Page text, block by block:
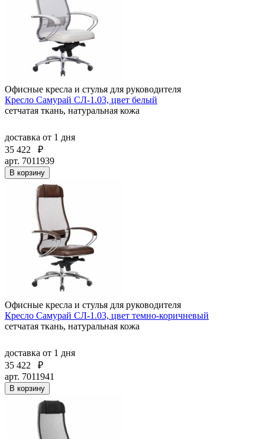
Офисные кресла и стулья для руководителя
Кресло Самурай СЛ-1.03, цвет белый
сетчатая ткань, натуральная кожа
доставка от 1 дня
35 422
₽
арт. 7011939
В корзину
Офисные кресла и стулья для руководителя
Кресло Самурай СЛ-1.03, цвет темно-коричневый
сетчатая ткань, натуральная кожа
доставка от 1 дня
35 422
₽
арт. 7011941
В корзину